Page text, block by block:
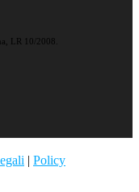
LR 10/2008.
| Policy